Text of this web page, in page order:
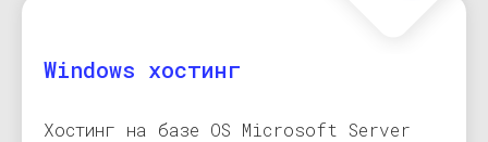
Windows хостинг
Хостинг на базе OS Microsoft Server